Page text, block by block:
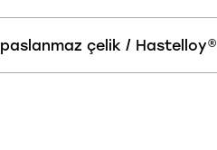
paslanmaz çelik / Hastelloy®